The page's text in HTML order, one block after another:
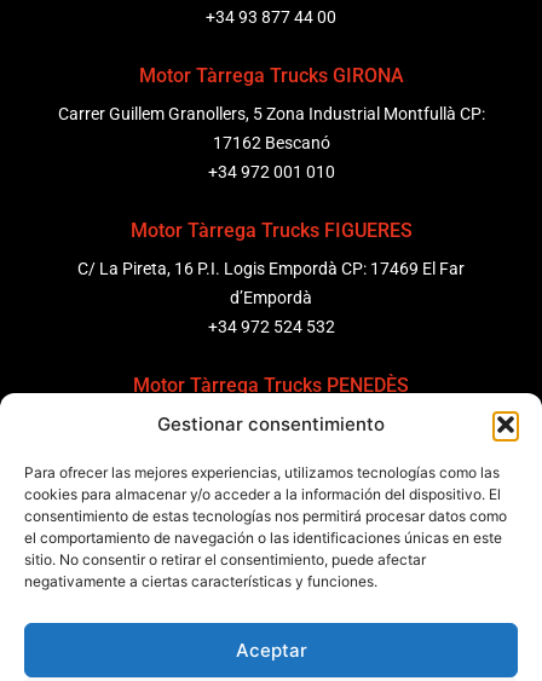
Gestionar consentimiento
Para ofrecer las mejores experiencias, utilizamos tecnologías como las
cookies para almacenar y/o acceder a la información del dispositivo. El
consentimiento de estas tecnologías nos permitirá procesar datos como
el comportamiento de navegación o las identificaciones únicas en este
sitio. No consentir o retirar el consentimiento, puede afectar
negativamente a ciertas características y funciones.
Aceptar
+34 93 877 44 00
Motor Tàrrega Trucks GIRONA
Carrer Guillem Granollers, 5 Zona Industrial Montfullà CP:
17162 Bescanó
+34 972 001 010
Motor Tàrrega Trucks FIGUERES
C/ La Pireta, 16 P.I. Logis Empordà CP: 17469 El Far
d’Empordà
+34 972 524 532
Motor Tàrrega Trucks PENEDÈS
C/ Ponent 8, Pol. Ind. Sant Pere Molanta, CP: 08799
+34 931 69 11 91
Motor Tàrrega Trucks BARCELONA
Zona Franca, Carrer E, s/n 08040 Barcelona, España